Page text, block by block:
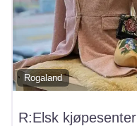
Rogaland
R:Elsk kjøpesenter